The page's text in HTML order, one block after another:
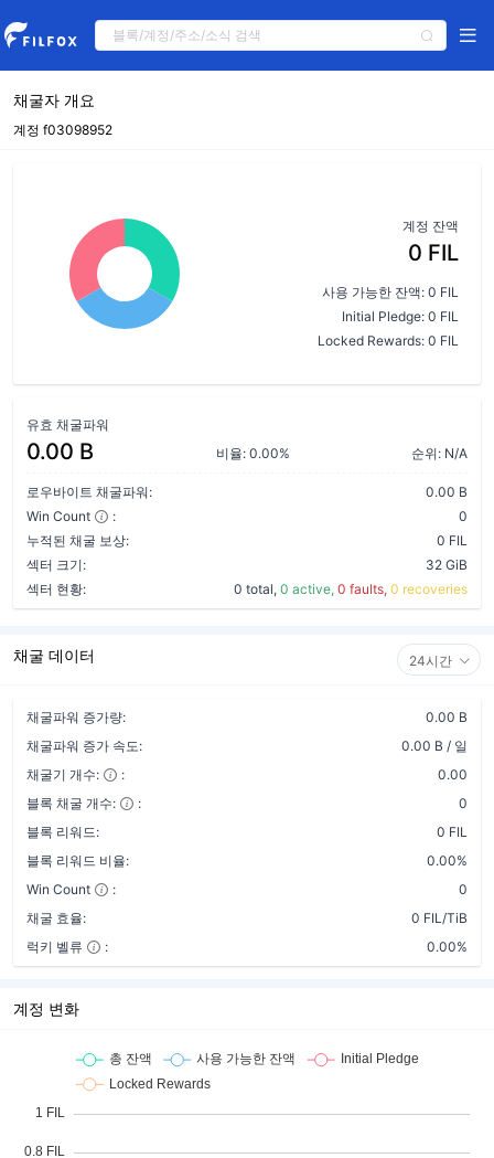
채굴자 개요
계정 f03098952
계정 잔액
0 FIL
사용 가능한 잔액: 0 FIL
Initial Pledge: 0 FIL
Locked Rewards: 0 FIL
유효 채굴파워
0.00 B 비율: 0.00% 순위: N/A
로우바이트 채굴파워:
0.00 B
Win Count
:
0
누적된 채굴 보상:
0 FIL
섹터 크기:
32 GiB
섹터 현황:
0 total, 0 active, 0 faults, 0 recoveries
채굴 데이터 24시간
채굴파워 증가량:
0.00 B
채굴파워 증가 속도:
0.00 B / 일
채굴기 개수:
:
0.00
블록 채굴 개수:
:
0
블록 리워드:
0 FIL
블록 리워드 비율:
0.00%
Win Count
:
0
채굴 효율:
0 FIL/TiB
럭키 벨류
: 0.00%
계정 변화